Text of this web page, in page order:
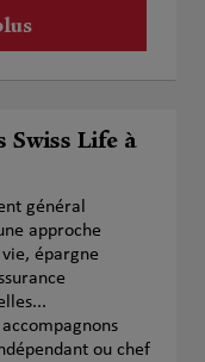
Swiss Life à
général
approche
épargne
ou chef